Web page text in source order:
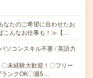
なたのご希望に合わせたお
こんなお仕事も！≫【…
ソコンスキル不要 / 英語力
〇未経験大歓迎！〇フリー
ンクOK〇週5…